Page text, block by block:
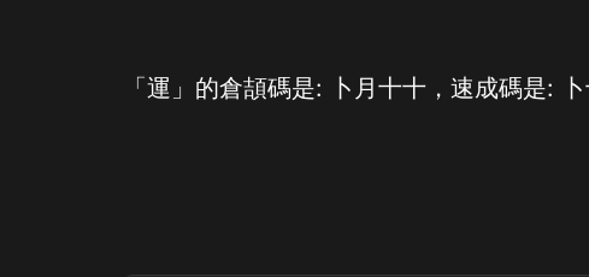
「運」的倉頡碼是: 卜月十十，速成碼是: